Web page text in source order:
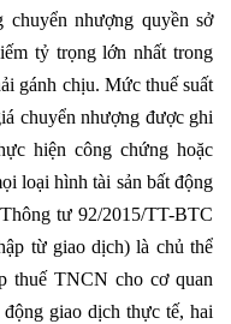
nhượng quyền sở
tỷ trọng lớn nhất trong
gánh chịu. Mức thuế suất
chuyển nhượng được ghi
hiện công chứng hoặc
loại hình tài sản bất động
tư 92/2015/TT-BTC
từ giao dịch) là chủ thể
thuế TNCN cho cơ quan
giao dịch thực tế, hai